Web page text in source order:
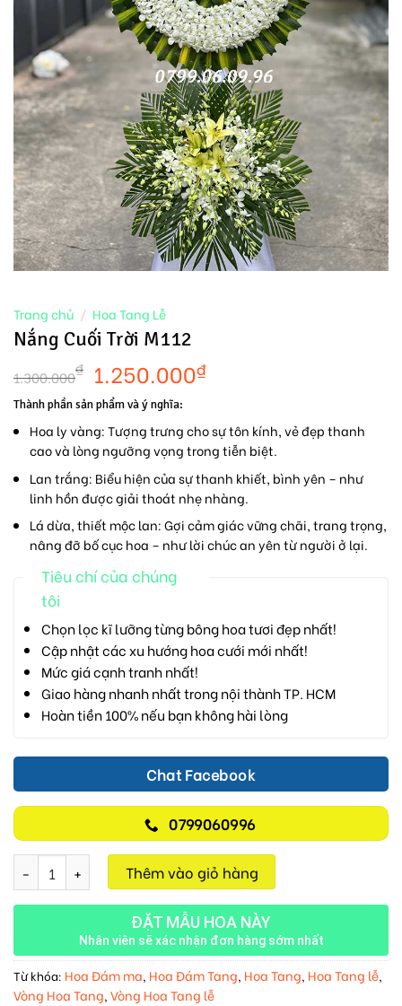
Trang chủ / Hoa Tang Lễ
Nắng Cuối Trời M112
1.300.000₫ 1.250.000₫
Thành phần sản phẩm và ý nghĩa:
Hoa ly vàng:Tượng trưng cho sự tôn kính, vẻ đẹp thanh
cao và lòng ngưỡng vọng trong tiễn biệt.
Lan trắng: Biểu hiện của sự thanh khiết, bình yên – như
linh hồn được giải thoát nhẹ nhàng.
Lá dừa, thiết mộc lan:Gợi cảm giác vững chãi, trang trọng,
nâng đỡ bố cục hoa – như lời chúc an yên từ người ở lại.
Tiêu chí của chúng
tôi
Chọn lọc kĩ lưỡng từng bông hoa tươi đẹp nhất!
Cập nhật các xu hướng hoa cưới mới nhất!
Mức giá cạnh tranh nhất!
Giao hàng nhanh nhất trong nội thành TP. HCM
Hoàn tiền 100% nếu bạn không hài lòng
Chat Facebook
0799060996
Nắng Cuối Trời M112 số lượngThêm vào giỏ hàng
ĐẶT MẪU HOA NÀY
Nhân viên sẽ xác nhận đơn hàng sớm nhất
Từ khóa: Hoa Đám ma, Hoa Đám Tang, Hoa Tang, Hoa Tang lễ,
Vòng Hoa Tang, Vòng Hoa Tang lễ